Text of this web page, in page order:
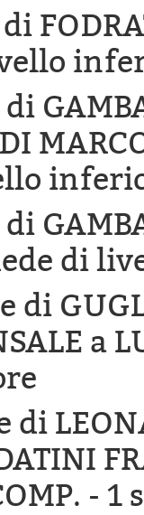
di
di
a
di
- 1